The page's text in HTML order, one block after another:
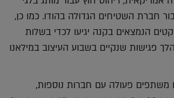
חברת השטיחים הגדולה בהודו. כמו כן,
הנמצאים בקנה יגיעו לכדי בשלות
פגישות שנקיים בשבוע העיצוב במילאנו
משתפים פעולה עם חברות נוספות,